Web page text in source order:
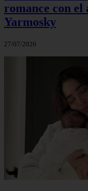
romance con
Yarmosky
27/07/2026